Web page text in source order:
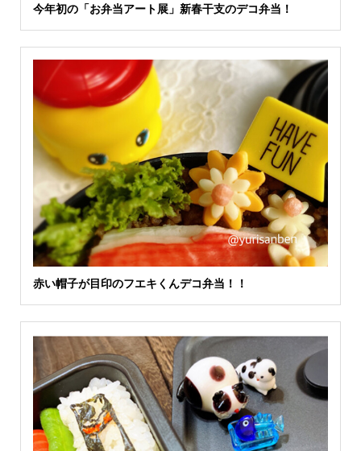
今年初の「お弁当アート展」新春干支のデコ弁当！
赤い帽子が目印のフエキくんデコ弁当！！